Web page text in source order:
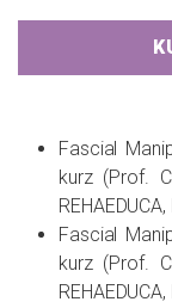
Fascial
kurz (Prof.
Fascial
kurz (Prof.